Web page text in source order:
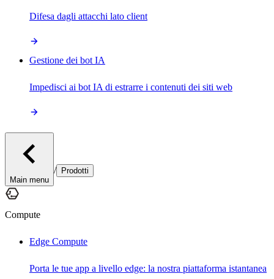
Difesa dagli attacchi lato client
Gestione dei bot IA
Impedisci ai bot IA di estrarre i contenuti dei siti web
Main menu
/ Prodotti
Compute
Edge Compute
Porta le tue app a livello edge: la nostra piattaforma istantanea